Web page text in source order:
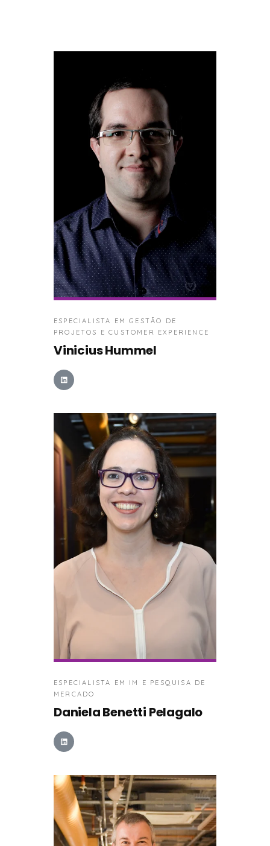
ESPECIALISTA EM GESTÃO DE
PROJETOS E CUSTOMER EXPERIENCE
Vinicius Hummel
ESPECIALISTA EM IM E PESQUISA DE
MERCADO
Daniela Benetti Pelagalo